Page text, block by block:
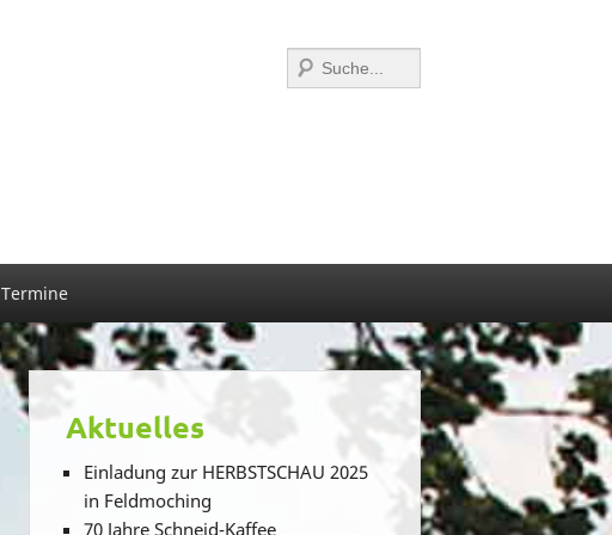
Suchen
Termine
Aktuelles
Einladung zur HERBSTSCHAU 2025
in Feldmoching
70 Jahre Schneid-Kaffee